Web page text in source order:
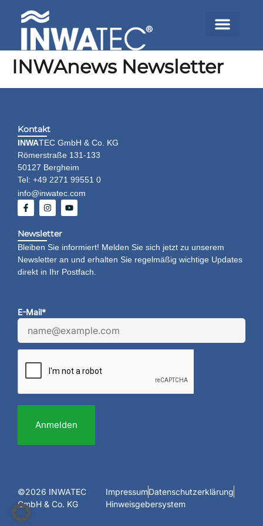
INWAnews Newsletter
Kontakt
INWATEC GmbH & Co. KG
Römerstraße 131-133
50127 Bergheim
Tel: +49 2271 99551 0
info@inwatec.com
Newsletter
Bleiben Sie informiert! Melden Sie sich jetzt zu unserem
Newsletter an und erhalten Sie regelmäßig wichtige Updates
direkt in Ihr Postfach.
E-Mail*
Anmelden
©2026 INWATEC
GmbH & Co. KG
ImpressumDatenschutzerklärung
Hinweisgebersystem